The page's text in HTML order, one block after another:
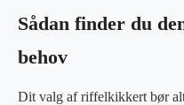
Sådan finder du
behov
Dit valg af riffelkikkert bør